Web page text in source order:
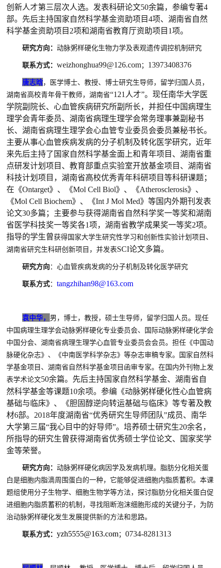
创新人才第三层次人选。发表科研论文50余篇，参编专著4
部。先后主持国家自然科学基金资助项目4项、湖南省自然
科学基金资助项目2项和湖南省教育厅资助项目1项。
研究方向：动脉粥样硬化生物力学及表观遗传调控机制研究
联系方式：weizhonghua99@126.com； 13973408376
唐志晗，
医学博士、教授、博士研究生导师，留学归国人员，
湖南省高校青年骨干教师，湖南省“121人才”。现任南华大学医
学院副院长、心血管疾病研究所副所长，并担任中国病理生
理学会青年委员、湖南省病理生理学会常务理事兼副秘书
长、湖南省病理生理学会心血管专业委员会委员兼秘书长。
主要从事心血管疾病发病的分子机制及转化医学研究，近年
来先后主持了国家自然科学基金面上和青年项目、湖南省重
点研发计划项目、教育部重点实验室开放基金项目、湖南省
科技计划项目，湖南省高校优秀青年科研项目等科研课题；
在《Ontarget》、《Mol Cell Biol》、《Atherosclerosis》、
《Mol Cell Biochem》、《Int J Mol Med》等国内外期刊发表
论文30多篇；主要参与获得湖南省自然科学奖一等奖和湖南
省医学科技奖一等奖各1项，湖南省教学成果奖一等奖2项。
指导的学生曾获得国家大学生研究性学习和创新性实验计划项目、
湖南省研究生科研创新项目，并发表SCI论文多篇。
研究方向：心血管疾病发病的分子机制及转化医学研究
联系方式：tangzhihan98@163.com
袁中华， 男，博士，教授，硕士生导师，留学归国人员。现任
中国病理生理学会动脉粥样硬化专业委员会、国际动脉粥样硬化学会
中国分会、湖南省病理生理学心血管专业委员会会员。担任《中国动
脉硬化杂志》、《中南医学科学杂志》等杂志审稿专家。国家自然科
学基金项目、湖南省自然科学基金项目函审专家。在国内外刊物上发
表学术论文50余篇。先后主持国家自然科学基金、湖南省自
然科学基金等课题10余项。参编《动脉粥样硬化性心血管病
基础与临床》、《胆固醇逆向转运基础与临床》等专著及教
材6部。2018年度湖南省“优秀研究生导师团队”成员、南华
大学第三届“我心目中的好导师”。培养硕士研究生20余名，
所指导的研究生曾获得湖南省优秀硕士学位论文、国家奖学
金等荣誉。
研究方向：动脉粥样硬化病因学及发病机理。脂肪分化相关蛋
白是细胞内脂滴周围蛋白的一种，它能够促进细胞内脂质蓄积。本课
题组使用分子生物学、细胞生物学等方法，探讨脂肪分化相关蛋白促
进细胞内脂质蓄积的机制，寻找阻断泡沫细胞形成的关键分子，为防
治动脉粥样硬化发生发展提供新的方法和思路。
联系方式：yzh5555@163.com；0734-8281313